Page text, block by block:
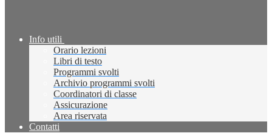
Info utili
Orario lezioni
Libri di testo
Programmi svolti
Archivio programmi svolti
Coordinatori di classe
Assicurazione
Area riservata
Contatti